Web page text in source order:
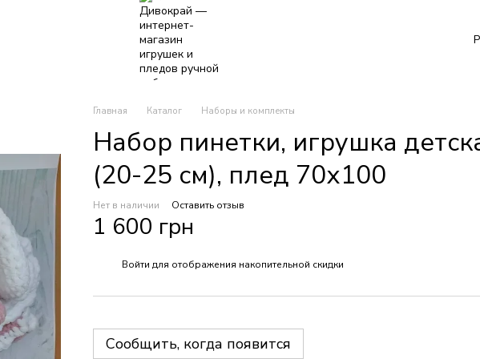
Главная Каталог Наборы и комплекты
Набор пинетки, игрушка
(20-25 см), плед 70х100
Нет в наличии Оставить отзыв
1 600 грн
Войти для отображения накопительной скидки
Сообщить, когда появится